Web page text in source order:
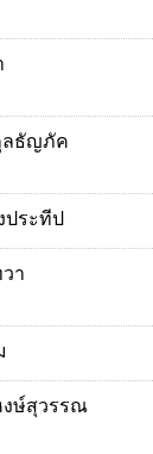
ลธัญภัค
ประทีป
า
งษ์สุวรรณ